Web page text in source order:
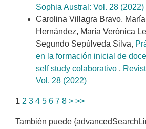
Sophia Austral: Vol. 28 (2022)
Carolina Villagra Bravo,
Hernández, María Verónica
Segundo Sepúlveda Silva,
en la formación inicial de
self study colaborativo ,
Vol. 28 (2022)
1 2 3 4 5 6 7 8 > >>
También puede